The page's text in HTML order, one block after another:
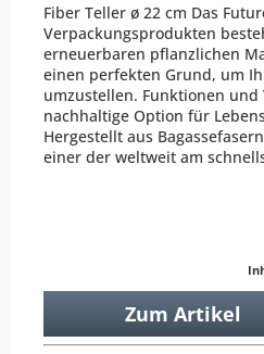
Fiber Teller ø 22 cm Das
Verpackungsprodukten
erneuerbaren pflanzlichen
einen perfekten Grund, um
umzustellen. Funktionen
nachhaltige Option für
Hergestellt aus
einer der weltweit am
Zum Artikel